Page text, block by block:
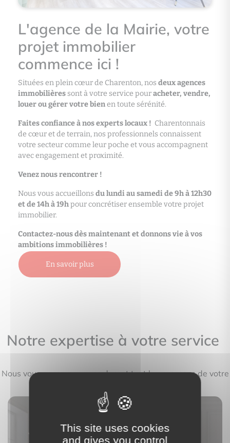
L'agence de la Mairie, votre
projet immobilier
commence ici !
Situées en plein cœur de Charenton, nos deux agences
immobilières sont à votre service pouracheter, vendre,
louer ou gérer votre bienen toute sérénité.
Faites confiance à nos experts locaux ! Charentonnais
de cœur et de terrain, nos professionnels connaissent
votre secteur comme leur poche et vous accompagnent
avec engagement et proximité.
Venez nous rencontrer !
Nous vous accueillons du lundi au samedi de 9h à 12h30
et de 14h à 19hpour concrétiser ensemble votre projet
immobilier.
Contactez-nous dès maintenant et donnons vie à vos
ambitions immobilières !
En savoir plus
Notre expertise à votre service
Nous vous accompagnons durant tout le processus de votre
Vous souhaitez faire estimer
This site uses cookies
and gives you control